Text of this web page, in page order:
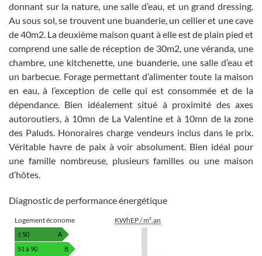
donnant sur la nature, une salle d’eau, et un grand dressing.
Au sous sol, se trouvent une buanderie, un cellier et une cave
de 40m2. La deuxième maison quant à elle est de plain pied et
comprend une salle de réception de 30m2, une véranda, une
chambre, une kitchenette, une buanderie, une salle d’eau et
un barbecue. Forage permettant d’alimenter toute la maison
en eau, à l’exception de celle qui est consommée et de la
dépendance. Bien idéalement situé à proximité des axes
autoroutiers, à 10mn de La Valentine et à 10mn de la zone
des Paluds. Honoraires charge vendeurs inclus dans le prix.
Véritable havre de paix à voir absolument. Bien idéal pour
une famille nombreuse, plusieurs familles ou une maison
d’hôtes.
Diagnostic de performance énergétique
Logement économe KWhEP / m².an
≤ 50
A
51 à 90
B